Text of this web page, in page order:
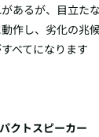
あるが、目立た
作し、劣化の兆
べてになります
クトスピーカー